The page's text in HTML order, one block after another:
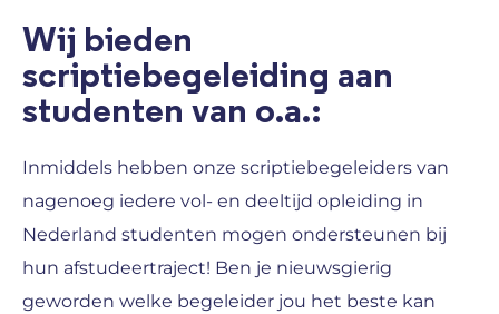
Wij bieden
scriptiebegeleiding aan
studenten van o.a.:
Inmiddels hebben onze scriptiebegeleiders van
nagenoeg iedere vol- en deeltijd opleiding in
Nederland studenten mogen ondersteunen bij
hun afstudeertraject! Ben je nieuwsgierig
geworden welke begeleider jou het beste kan